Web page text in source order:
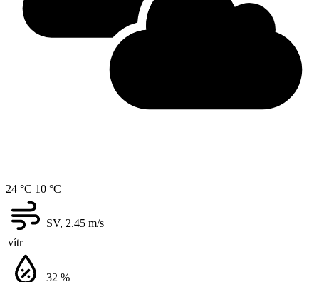
24 °C 10 °C
vítr
SV, 2.45 m/s
32 %